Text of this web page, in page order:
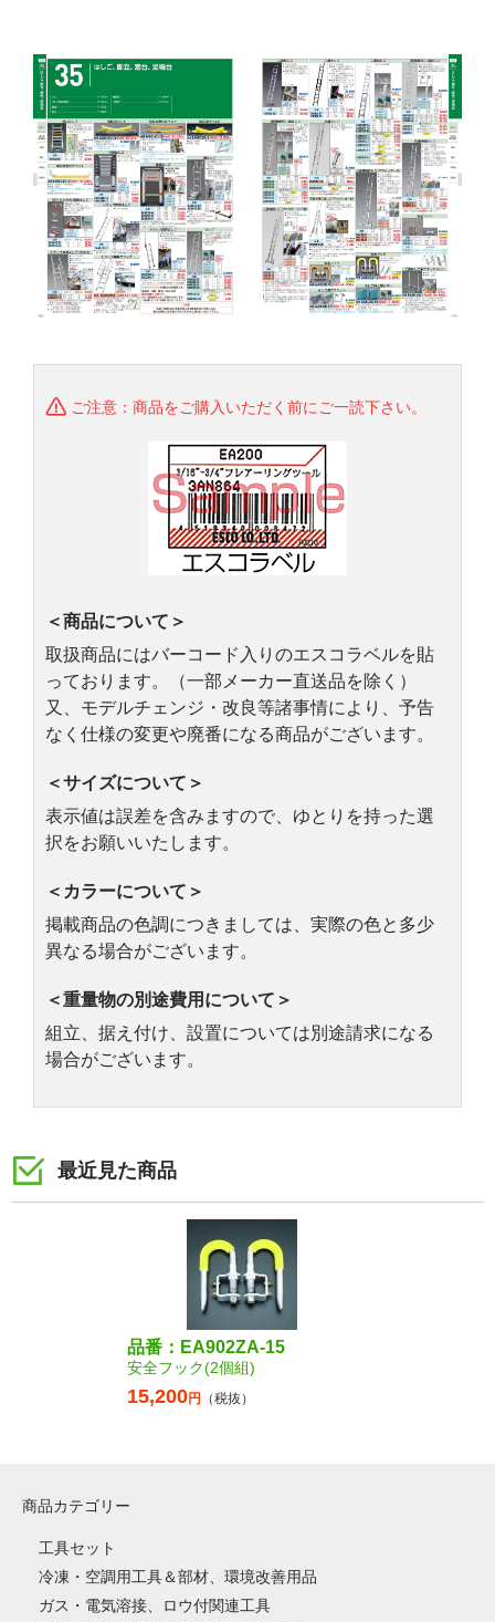
ご注意：商品をご購入いただく前にご一読下さい。
＜商品について＞
取扱商品にはバーコード入りのエスコラベルを貼
っております。（一部メーカー直送品を除く）
又、モデルチェンジ・改良等諸事情により、予告
なく仕様の変更や廃番になる商品がございます。
＜サイズについて＞
表示値は誤差を含みますので、ゆとりを持った選
択をお願いいたします。
＜カラーについて＞
掲載商品の色調につきましては、実際の色と多少
異なる場合がございます。
＜重量物の別途費用について＞
組立、据え付け、設置については別途請求になる
場合がございます。
最近見た商品
品番：EA902ZA-15
安全フック(2個組)
15,200円 （税抜）
商品カテゴリー
工具セット
冷凍・空調用工具＆部材、環境改善用品
ガス・電気溶接、ロウ付関連工具